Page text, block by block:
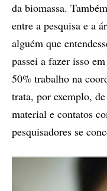
da biomassa.
entre a pesquisa e a
alguém que
passei a fazer isso
50% trabalho na
trata, por exemplo,
material e contatos
pesquisadores se